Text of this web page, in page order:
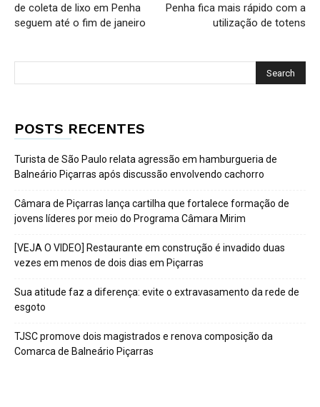
de coleta de lixo em Penha
seguem até o fim de janeiro
Penha fica mais rápido com a
utilização de totens
POSTS RECENTES
Turista de São Paulo relata agressão em hamburgueria de
Balneário Piçarras após discussão envolvendo cachorro
Câmara de Piçarras lança cartilha que fortalece formação de
jovens líderes por meio do Programa Câmara Mirim
[VEJA O VIDEO] Restaurante em construção é invadido duas
vezes em menos de dois dias em Piçarras
Sua atitude faz a diferença: evite o extravasamento da rede de
esgoto
TJSC promove dois magistrados e renova composição da
Comarca de Balneário Piçarras